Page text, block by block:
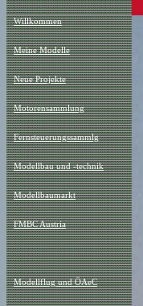
Willkommen
Meine Modelle
Neue Projekte
Motorensammlung
Fernsteuerungssammlg
Modellbau und -technik
Modellbaumarkt
FMBC Austria
Modellflug und ÖAeC